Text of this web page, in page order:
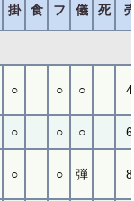
掛 食 フ 儀 死
○ ○ ○
○ ○ ○
○ ○ 弾